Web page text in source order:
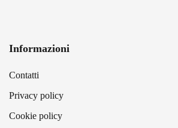
Informazioni
Contatti
Privacy policy
Cookie policy